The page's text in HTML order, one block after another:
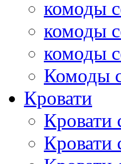
комоды
комоды
комоды
Комоды
Кровати
Кровати